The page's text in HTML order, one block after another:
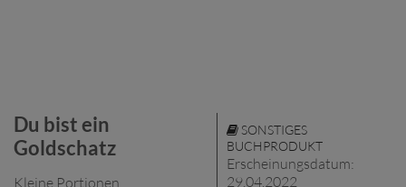
Du bist ein
Goldschatz
Kleine Portionen
SONSTIGES
BUCHPRODUKT
Erscheinungsdatum:
29.04.2022